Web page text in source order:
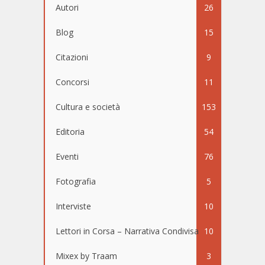
Autori 26
Blog 15
Citazioni 9
Concorsi 11
Cultura e società 153
Editoria 54
Eventi 76
Fotografia 5
Interviste 10
Lettori in Corsa – Narrativa Condivisa 10
Mixex by Traam 3